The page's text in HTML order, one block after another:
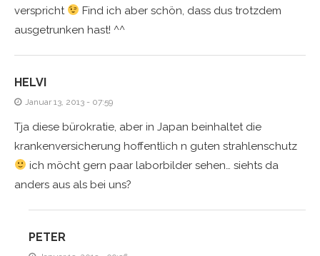
verspricht
Find ich aber schön, dass dus trotzdem
ausgetrunken hast! ^^
HELVI
Januar 13, 2013 - 07:59
Tja diese bürokratie, aber in Japan beinhaltet die
krankenversicherung hoffentlich n guten strahlenschutz
ich möcht gern paar laborbilder sehen… siehts da
anders aus als bei uns?
PETER